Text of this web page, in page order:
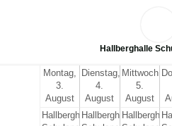
Hallberghalle
Montag,
3.
August
2026
Dienstag,
4.
August
2026
Mittwoch,
5.
August
2026
HallberghalleHallberghalle